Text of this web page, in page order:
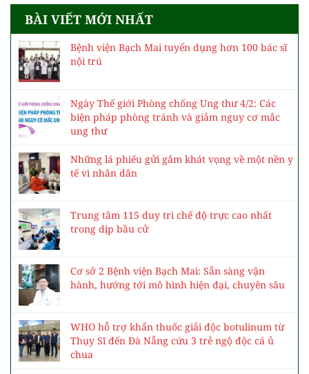
BÀI VIẾT MỚI NHẤT
Bệnh viện Bạch Mai tuyển dụng hơn 100 bác sĩ
nội trú
Ngày Thế giới Phòng chống Ung thư 4/2: Các
biện pháp phòng tránh và giảm nguy cơ mắc
ung thư
Những lá phiếu gửi gắm khát vọng về một nền y
tế vì nhân dân
Trung tâm 115 duy trì chế độ trực cao nhất
trong dịp bầu cử
Cơ sở 2 Bệnh viện Bạch Mai: Sẵn sàng vận
hành, hướng tới mô hình hiện đại, chuyên sâu
WHO hỗ trợ khẩn thuốc giải độc botulinum từ
Thụy Sĩ đến Đà Nẵng cứu 3 trẻ ngộ độc cá ủ
chua